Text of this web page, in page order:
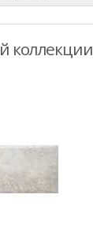
коллекции